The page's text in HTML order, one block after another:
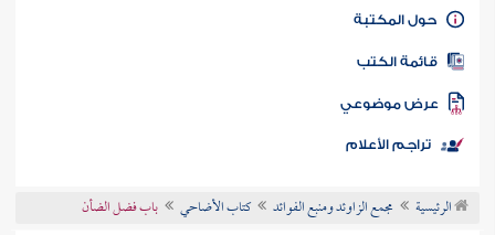
كتاب الأمة
المكتبة
الكتب
موضوعي
تراجم الأعلام
الرئيسية مجمع الزاوئد ومنبع الفوائد كتاب الأضاحي باب فضل الضأن